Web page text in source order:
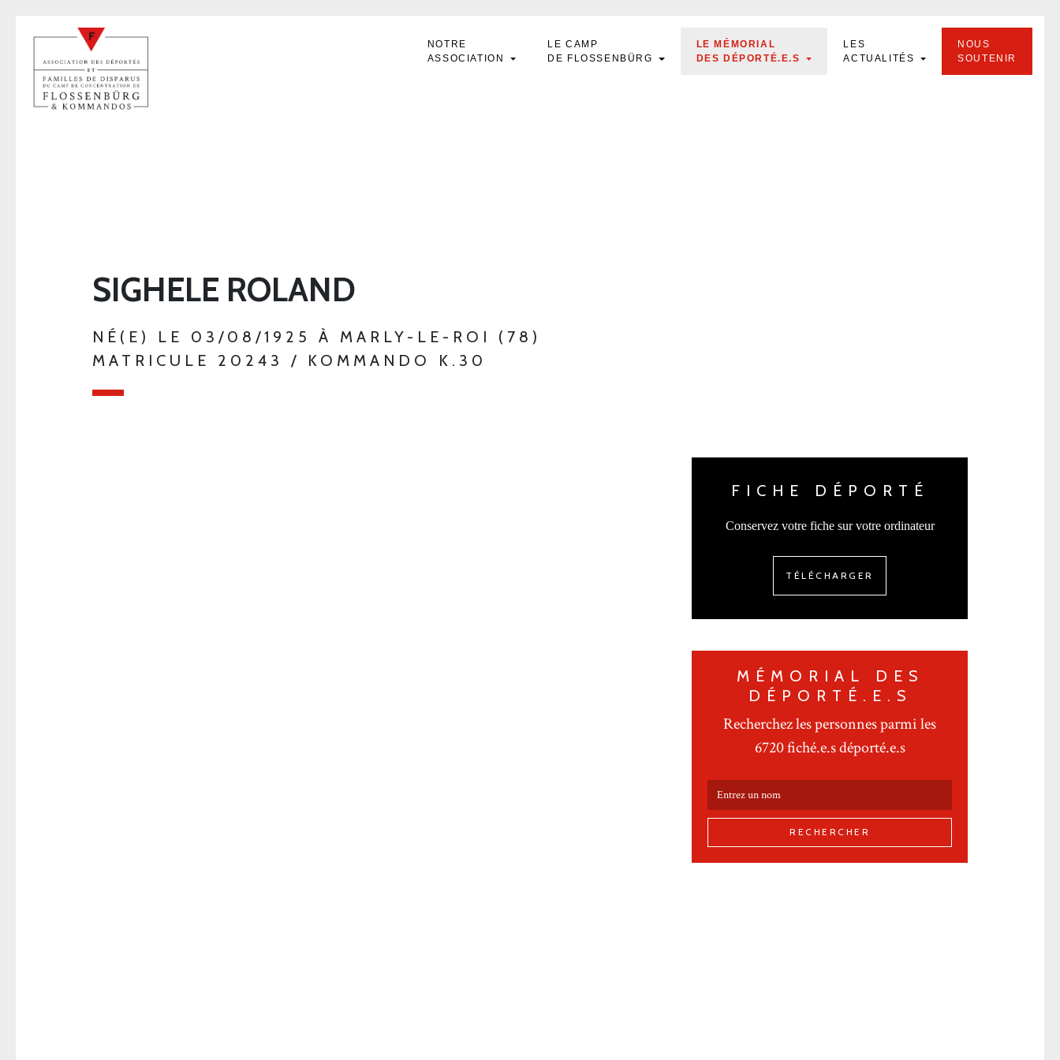
NOTRE
ASSOCIATION
LE CAMP
DE FLOSSENBÜRG
LE MÉMORIAL
DES DÉPORTÉ.E.S
LES
ACTUALITÉS
NOUS
SOUTENIR
SIGHELE ROLAND
NÉ(E) LE 03/08/1925 À MARLY-LE-ROI (78)
MATRICULE 20243 / KOMMANDO K.30
FICHE DÉPORTÉ
Conservez votre fiche sur votre ordinateur
TÉLÉCHARGER
MÉMORIAL DES
DÉPORTÉ.E.S
Recherchez les personnes parmi les
6720 fiché.e.s déporté.e.s
RECHERCHER